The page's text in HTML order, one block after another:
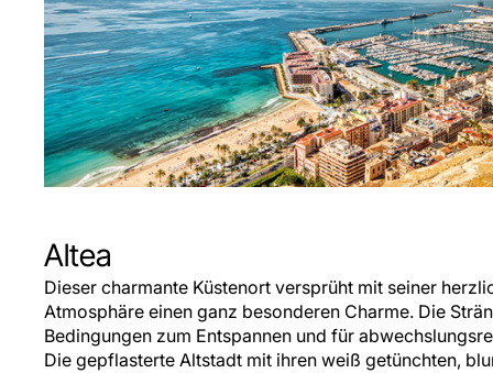
Altea
Dieser charmante Küstenort versprüht mit seiner
Atmosphäre einen ganz besonderen Charme. Die
Bedingungen zum Entspannen und für
Die gepflasterte Altstadt mit ihren weiß getünchten,